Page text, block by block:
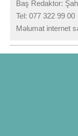
Baş Redaktor:
Tel: 077 322 99 00
Məlumat internet